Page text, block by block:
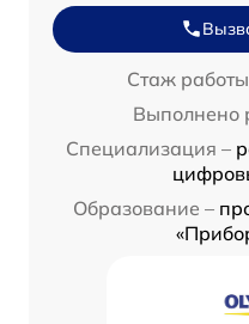
Стаж
Выполнено
Специализация –
Образование –